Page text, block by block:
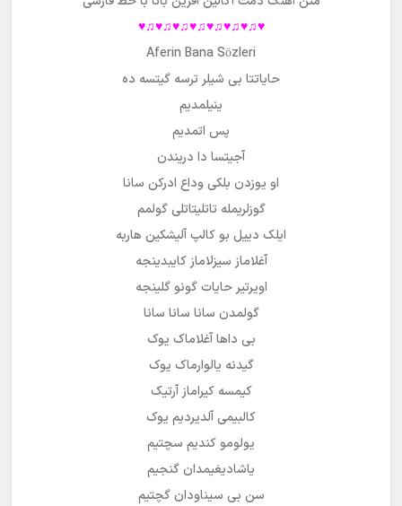
♥♫♥♫♥♫♥♫♥♫♥♫♥♫♥
Aferin Bana Sözleri
حایاتتا بی شیلر ترسه گیتسه ده
ینیلمدیم
پس اتمدیم
آجیتسا دا دریندن
او یوزدن بلکی وداع ادرکن سانا
گوزلریمله تاتلیتاتلی گولمم
ایلک دییل بو کالپ آلیشکین هاربه
آغلاماز سیزلاماز کایبدینجه
اویرتیر حایات گونو گلینجه
گولمدن سانا سانا سانا
بی داها آغلاماک یوک
گیدنه یالوارماک یوک
کیمسه کیراماز آرتیک
کالبیمی آلدیردیم یوک
یولومو کندیم سچتیم
یاشادیغیمدان گنجیم
سن بی سیناودان گچتیم